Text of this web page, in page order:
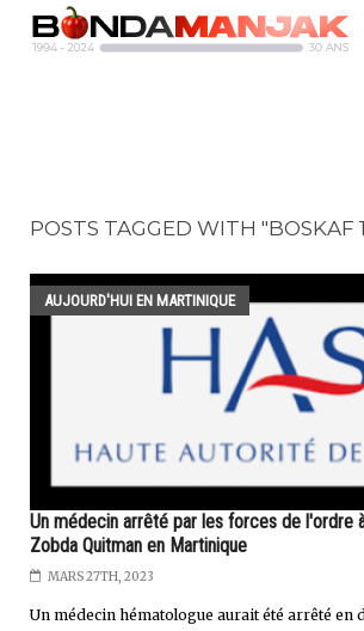
POSTS TAGGED WITH "BOSKAF
AUJOURD'HUI EN MARTINIQUE
Un médecin arrêté par les forces de l'ordre
Zobda Quitman en Martinique
MARS 27TH, 2023
Un médecin hématologue aurait été arrêté en